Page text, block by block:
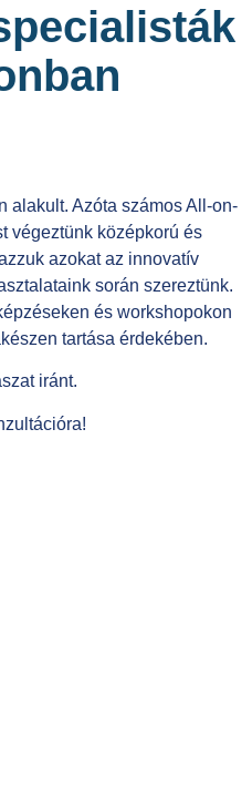
alakult. Azóta számos All-on-
végeztünk középkorú és
azokat az innovatív
során szereztünk.
és workshopokon
tartása érdekében.
iránt.